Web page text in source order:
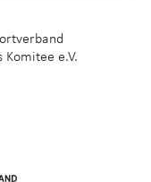
Komitee e.V.